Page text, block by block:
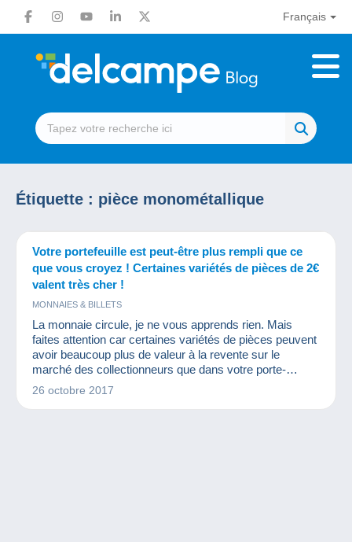
Français
Étiquette : pièce monométallique
Votre portefeuille est peut-être plus rempli que ce
que vous croyez ! Certaines variétés de pièces de 2€
valent très cher !
MONNAIES & BILLETS
La monnaie circule, je ne vous apprends rien. Mais
faites attention car certaines variétés de pièces peuvent
avoir beaucoup plus de valeur à la revente sur le
marché des collectionneurs que dans votre porte-
monnaie. Lesquelles ? Pourquoi ? Quelques exemples
26 octobre 2017